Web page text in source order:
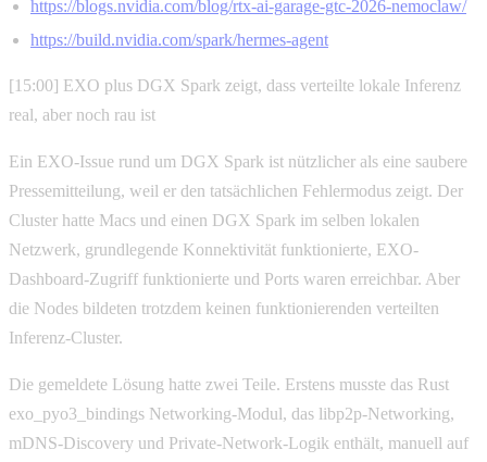
https://blogs.nvidia.com/blog/rtx-ai-garage-gtc-2026-nemoclaw/
https://build.nvidia.com/spark/hermes-agent
[15:00] EXO plus DGX Spark zeigt, dass verteilte lokale Inferenz
real, aber noch rau ist
Ein EXO-Issue rund um DGX Spark ist nützlicher als eine saubere
Pressemitteilung, weil er den tatsächlichen Fehlermodus zeigt. Der
Cluster hatte Macs und einen DGX Spark im selben lokalen
Netzwerk, grundlegende Konnektivität funktionierte, EXO-
Dashboard-Zugriff funktionierte und Ports waren erreichbar. Aber
die Nodes bildeten trotzdem keinen funktionierenden verteilten
Inferenz-Cluster.
Die gemeldete Lösung hatte zwei Teile. Erstens musste das Rust
exo_pyo3_bindings Networking-Modul, das libp2p-Networking,
mDNS-Discovery und Private-Network-Logik enthält, manuell auf